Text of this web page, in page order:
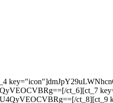
ct_6][ct_7
ct_8][ct_9